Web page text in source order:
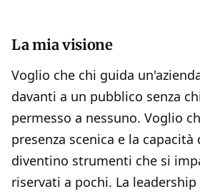
La mia visione
Voglio che chi guida
davanti a un pubblico senza
permesso a nessuno. Voglio
presenza scenica e la
diventino strumenti che si
riservati a pochi. La